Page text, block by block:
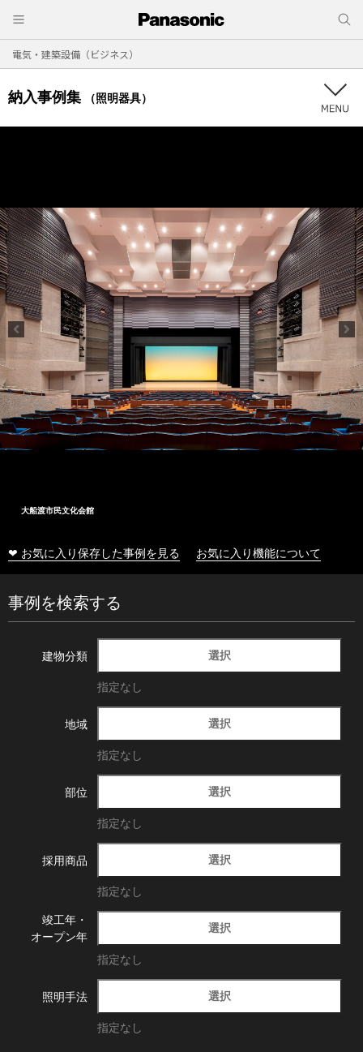
電気・建築設備（ビジネス）
納入事例集 （照明器具）
大船渡市民文化会館
❤ お気に入り保存した事例を見る お気に入り機能について
事例を検索する
建物分類 選択
指定なし
地域 選択
指定なし
部位 選択
指定なし
採用商品 選択
指定なし
竣工年・
オープン年
選択
指定なし
照明手法 選択
指定なし